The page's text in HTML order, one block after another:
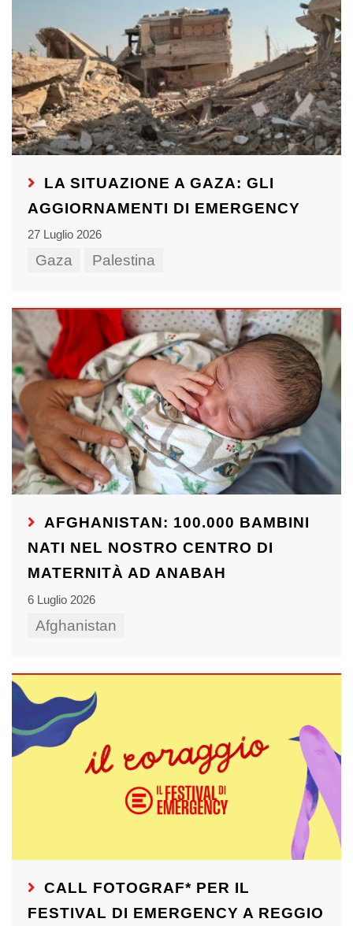
LA SITUAZIONE A GAZA: GLI
AGGIORNAMENTI DI EMERGENCY
27 Luglio 2026
Gaza Palestina
AFGHANISTAN: 100.000 BAMBINI
NATI NEL NOSTRO CENTRO DI
MATERNITÀ AD ANABAH
6 Luglio 2026
Afghanistan
CALL FOTOGRAF* PER IL
FESTIVAL DI EMERGENCY A REGGIO